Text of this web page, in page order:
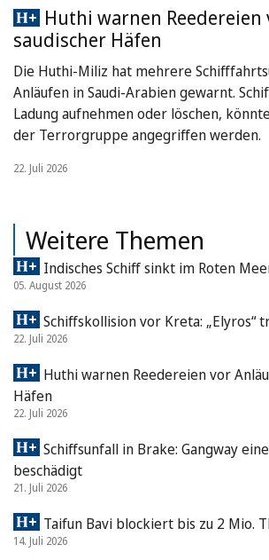
Huthi warnen Reedereien
saudischer Häfen
Die Huthi-Miliz hat mehrere
Anläufen in Saudi-Arabien gewarnt.
Ladung aufnehmen oder löschen,
der Terrorgruppe angegriffen werden.
22. Juli 2026
Weitere Themen
Indisches Schiff sinkt im Roten
05. August 2026
Schiffskollision vor Kreta: „Elyros“
22. Juli 2026
Huthi warnen Reedereien vor
Häfen
22. Juli 2026
Schiffsunfall in Brake: Gangway
beschädigt
21. Juli 2026
Taifun Bavi blockiert bis zu 2 Mio.
14. Juli 2026